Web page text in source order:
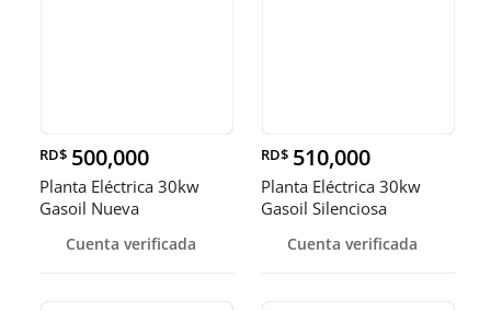
RD$ 500,000
Planta Eléctrica 30kw
Gasoil Nueva
Cuenta verificada
RD$ 510,000
Planta Eléctrica 30kw
Gasoil Silenciosa
Cuenta verificada